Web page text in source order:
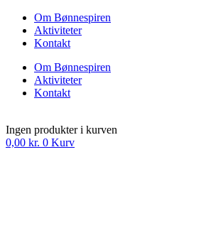
Om Bønnespiren
Aktiviteter
Kontakt
Om Bønnespiren
Aktiviteter
Kontakt
Ingen produkter i kurven
0,00 kr. 0 Kurv